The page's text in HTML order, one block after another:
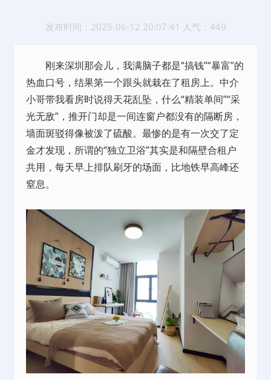
发布时间：2025-06-12 20:07:41 人气：449
刚来深圳那会儿，我满脑子都是“搞钱”“暴富”的
热血口号，结果第一个跟头就栽在了租房上。中介
小哥带我看房时说得天花乱坠，什么“精装单间”“采
光无敌”，推开门却是一间连窗户都没有的隔断房，
墙面斑驳得像被泼了硫酸。最惨的是有一次交了定
金才发现，所谓的“独立卫浴”其实是和隔壁合租户
共用，每天早上排队刷牙的场面，比地铁早高峰还
窒息。